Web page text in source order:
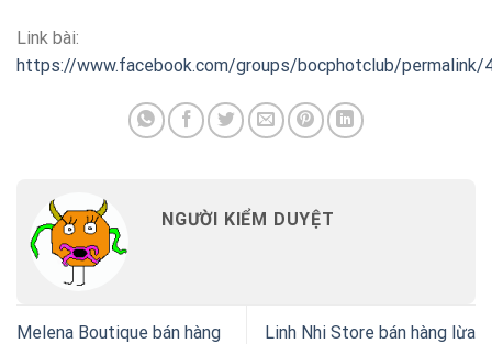
Link bài:
https://www.facebook.com/groups/bocphotclub/permalink/
NGƯỜI KIỂM DUYỆT
Melena Boutique bán hàng
Linh Nhi Store bán hàng lừa